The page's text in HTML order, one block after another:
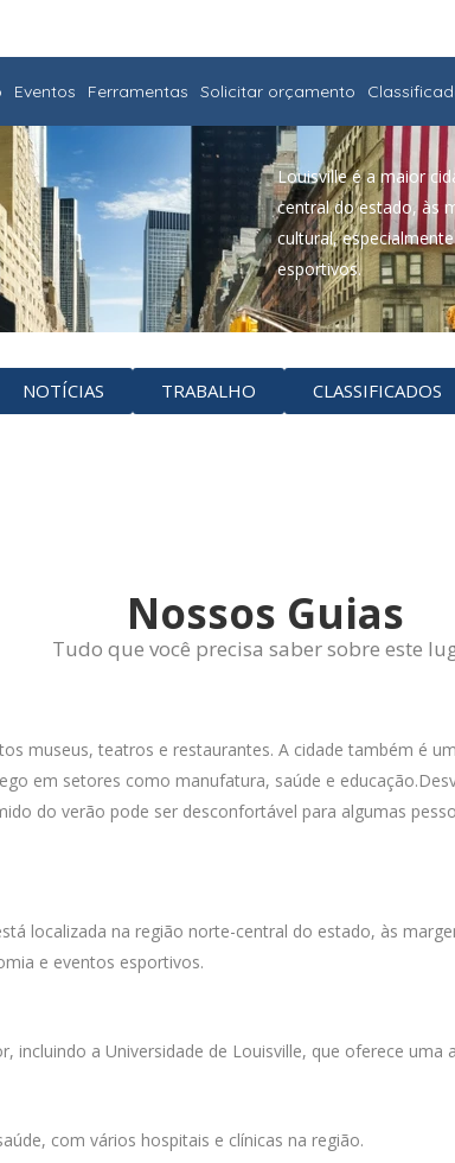
Eventos Ferramentas Solicitar orçamento
Louisville é a maior
central do estado, às
cultural,
esportivos.
NOTÍCIAS TRABALHO CLASSIFICADOS
Nossos Guias
Tudo que você precisa saber sobre este
museus, teatros e restaurantes. A cidade também é
em setores como manufatura, saúde e
do verão pode ser desconfortável para algumas
localizada na região norte-central do estado, às
e eventos esportivos.
incluindo a Universidade de Louisville, que oferece
com vários hospitais e clínicas na região.